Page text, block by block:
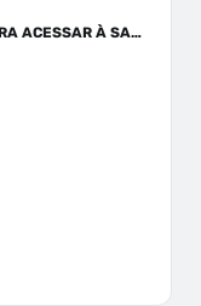
GUIA DEFINITIVO PARA ACESSAR À SAÚDE PELO SUS OU PLANO DE SAÚDE